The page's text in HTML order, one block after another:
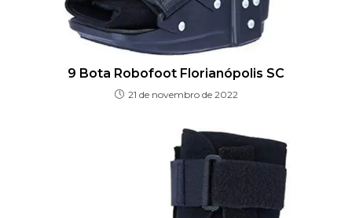
9 Bota Robofoot Florianópolis SC
21 de novembro de 2022